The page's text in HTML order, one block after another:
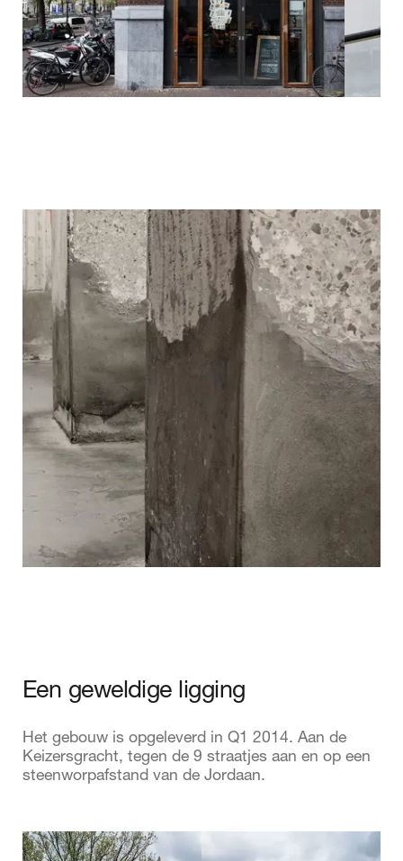
Een geweldige ligging
Het gebouw is opgeleverd in Q1 2014. Aan de
Keizersgracht, tegen de 9 straatjes aan en op een
steenworpafstand van de Jordaan.